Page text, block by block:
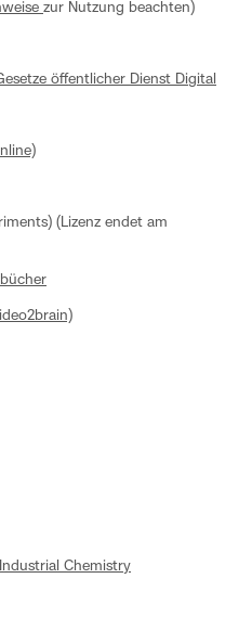
zur Nutzung beachten)
öffentlicher Dienst Digital
(Lizenz endet am
Chemistry